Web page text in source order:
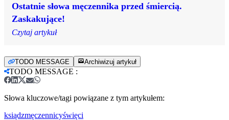
Ostatnie słowa męczennika przed śmiercią.
Zaskakujące!
Czytaj artykuł
TODO MESSAGE Archiwizuj artykuł
TODO MESSAGE :
Słowa kluczowe/tagi powiązane z tym artykułem:
ksiądzmęczennicyświęci